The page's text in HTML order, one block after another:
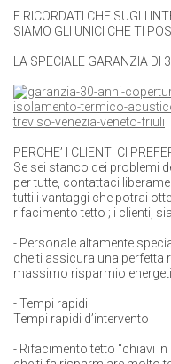
E RICORDATI CHE SUGLI
SIAMO GLI UNICI CHE TI
LA SPECIALE GARANZIA DI
PERCHE’ I CLIENTI CI
Se sei stanco dei problemi
per tutte, contattaci
tutti i vantaggi che potrai
rifacimento tetto ; i clienti,
- Personale altamente
che ti assicura una perfetta
massimo risparmio
-Tempi rapidi
Tempi rapidi d’intervento
- Rifacimento tetto “chiavi in